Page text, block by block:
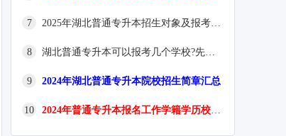
7 2025年湖北普通专升本招生对象及报考条件
8 湖北普通专升本可以报考几个学校?先选学校还是先出成绩?
9 2024年湖北普通专升本院校招生简章汇总
10 2024年普通专升本报名工作学籍学历校验相关事项